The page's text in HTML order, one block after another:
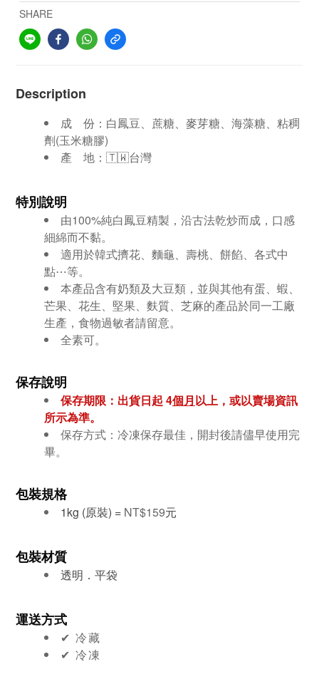
SHARE
Description
成 份： 白鳳豆、蔗糖、麥芽糖、海藻糖、粘稠
劑(玉米糖膠)
產 地：🇹🇼台灣
特別說明
由100%純白鳳豆精製，沿古法乾炒而成，口感
細綿而不黏。
適用於韓式擠花、麵龜、壽桃、餅餡、各式中
點⋯等。
本產品含有奶類及大豆類，並與其他有蛋、蝦、
芒果、花生、堅果、麩質、芝麻的產品於同一工廠
生產，食物過敏者請留意。
全素可。
保存說明
保存期限：出貨日起 4個月以上，或以賣場資訊
所示為準。
保存方式：冷凍保存最佳，開封後請儘早使用完
畢。
包裝規格
1kg (原裝) = NT$159元
包裝材質
透明．平袋
運送方式
✔︎ 冷藏
✔︎ 冷凍